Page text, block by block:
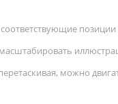
позиции
можно